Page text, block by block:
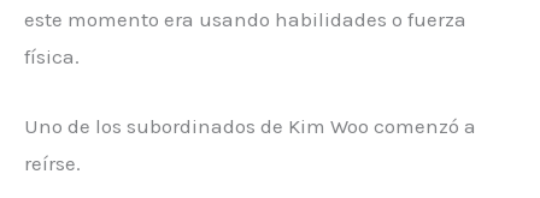
este momento era usando habilidades o fuerza
física.
Uno de los subordinados de Kim Woo comenzó a
reírse.